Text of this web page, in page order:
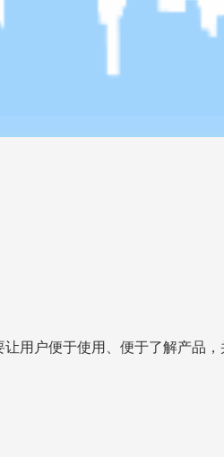
让用户便于使用、便于了解产品